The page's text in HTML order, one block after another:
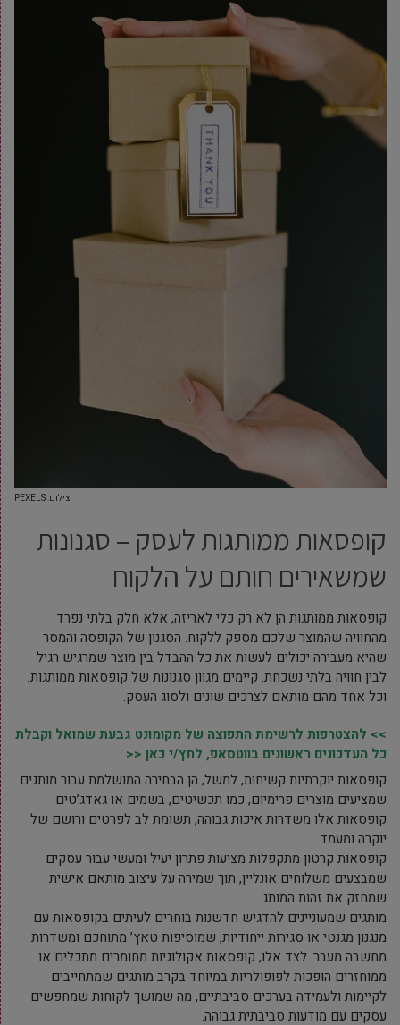
צילום: PEXELS
קופסאות ממותגות לעסק – סגנונות
שמשאירים חותם על הלקוח
קופסאות ממותגות הן לא רק כלי לאריזה, אלא חלק בלתי נפרד
מהחוויה שהמוצר שלכם מספק ללקוח. הסגנון של הקופסה והמסר
שהיא מעבירה יכולים לעשות את כל ההבדל בין מוצר שמרגיש רגיל
לבין חוויה בלתי נשכחת. קיימים מגוון סגנונות של קופסאות ממותגות,
וכל אחד מהם מותאם לצרכים שונים ולסוג העסק.
>> להצטרפות לרשימת התפוצה של מקומונט גבעת שמואל וקבלת
כל העדכונים ראשונים בווטסאפ, לחץ/י כאן <<
קופסאות יוקרתיות קשיחות, למשל, הן הבחירה המושלמת עבור מותגים
שמציעים מוצרים פרימיום, כמו תכשיטים, בשמים או גאדג’טים.
קופסאות אלו משדרות איכות גבוהה, תשומת לב לפרטים ורושם של
יוקרה ומעמד.
קופסאות קרטון מתקפלות מציעות פתרון יעיל ומעשי עבור עסקים
שמבצעים משלוחים אונליין, תוך שמירה על עיצוב מותאם אישית
שמחזק את זהות המותג.
מותגים שמעוניינים להדגיש חדשנות בוחרים לעיתים בקופסאות עם
מנגנון מגנטי או סגירות ייחודיות, שמוסיפות טאץ’ מתוחכם ומשדרות
מחשבה מעבר. לצד אלו, קופסאות אקולוגיות מחומרים מתכלים או
ממוחזרים הופכות לפופולריות במיוחד בקרב מותגים שמתחייבים
לקיימות ולעמידה בערכים סביבתיים, מה שמושך לקוחות שמחפשים
עסקים עם מודעות סביבתית גבוהה.